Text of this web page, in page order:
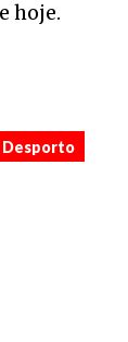
hoje.
Desporto